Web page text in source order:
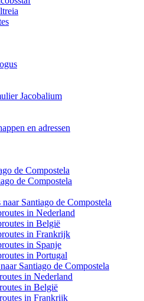
Jacobalium
en adressen
de Compostela
de Compostela
Santiago de Compostela
in Nederland
in België
in Frankrijk
in Spanje
in Portugal
Santiago de Compostela
in Nederland
in België
in Frankrijk